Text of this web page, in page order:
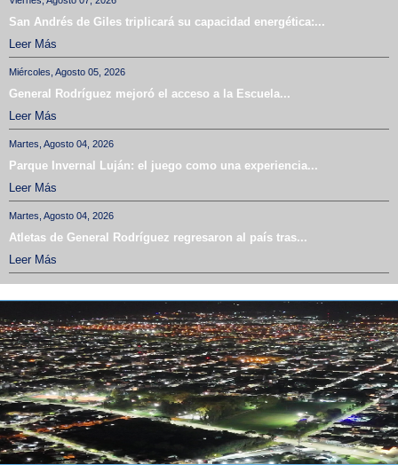
San Andrés de Giles triplicará su capacidad energética:...
Leer Más
Miércoles, Agosto 05, 2026
General Rodríguez mejoró el acceso a la Escuela...
Leer Más
Martes, Agosto 04, 2026
Parque Invernal Luján: el juego como una experiencia...
Leer Más
Martes, Agosto 04, 2026
Atletas de General Rodríguez regresaron al país tras...
Leer Más